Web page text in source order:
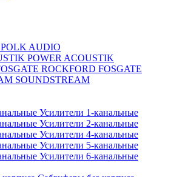
POLK AUDIO
POWER ACOUSTIK
ROCKFORD FOSGATE
SOUNDSTREAM
Усилители 1-канальные
Усилители 2-канальные
Усилители 4-канальные
Усилители 5-канальные
Усилители 6-канальные